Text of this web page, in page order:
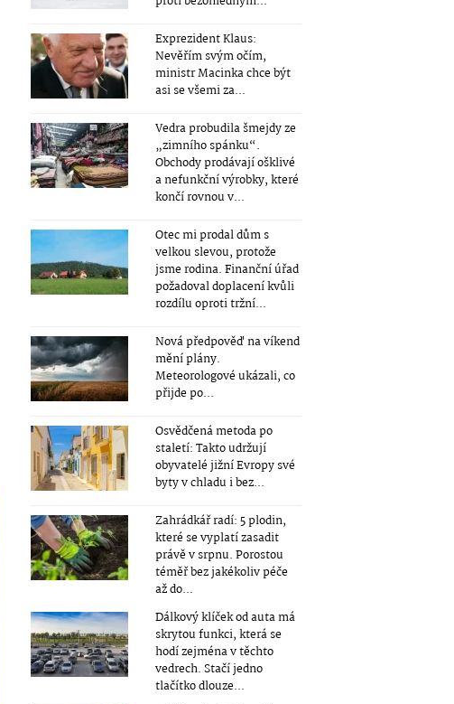
Exprezident Klaus:
Nevěřím svým očím,
ministr Macinka chce být
asi se všemi za...
Vedra probudila šmejdy ze
„zimního spánku“.
Obchody prodávají ošklivé
a nefunkční výrobky, které
končí rovnou v...
Otec mi prodal dům s
velkou slevou, protože
jsme rodina. Finanční úřad
požadoval doplacení kvůli
rozdílu oproti tržní...
Nová předpověď na víkend
mění plány.
Meteorologové ukázali, co
přijde po...
Osvědčená metoda po
staletí: Takto udržují
obyvatelé jižní Evropy své
byty v chladu i bez...
Zahrádkář radí: 5 plodin,
které se vyplatí zasadit
právě v srpnu. Porostou
téměř bez jakékoliv péče
až do...
Dálkový klíček od auta má
skrytou funkci, která se
hodí zejména v těchto
vedrech. Stačí jedno
tlačítko dlouze...